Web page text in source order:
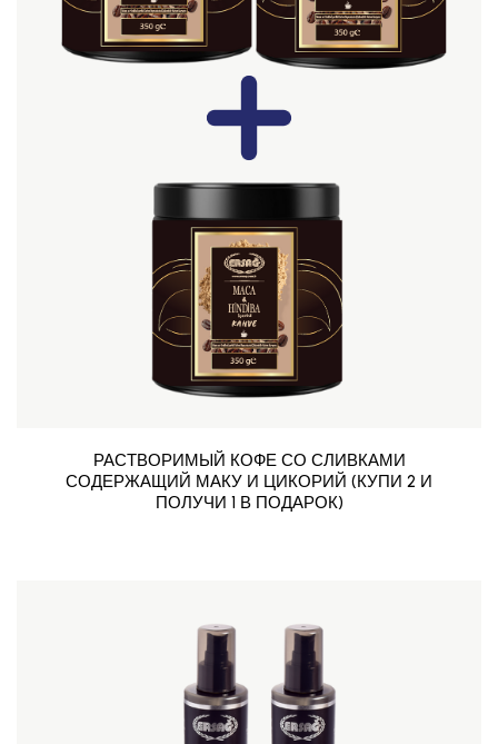
РАСТВОРИМЫЙ КОФЕ СО СЛИВКАМИ
СОДЕРЖАЩИЙ МАКУ И ЦИКОРИЙ (КУПИ 2 И
ПОЛУЧИ 1 В ПОДАРОК)